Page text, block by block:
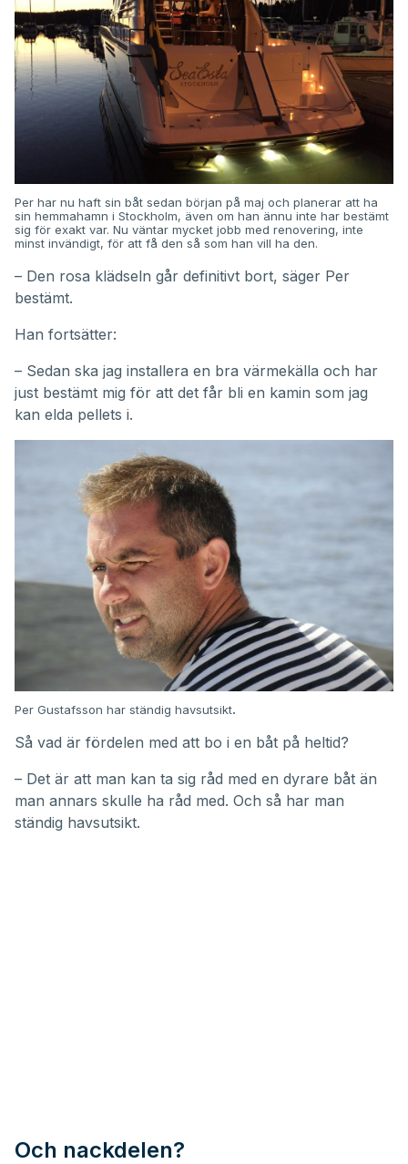
Per har nu haft sin båt sedan början på maj och planerar att ha
sin hemmahamn i Stockholm, även om han ännu inte har bestämt
sig för exakt var. Nu väntar mycket jobb med renovering, inte
minst invändigt, för att få den så som han vill ha den.
– Den rosa klädseln går definitivt bort, säger Per
bestämt.
Han fortsätter:
– Sedan ska jag installera en bra värmekälla och har
just bestämt mig för att det får bli en kamin som jag
kan elda pellets i.
Per Gustafsson har ständig havsutsikt.
Så vad är fördelen med att bo i en båt på heltid?
– Det är att man kan ta sig råd med en dyrare båt än
man annars skulle ha råd med. Och så har man
ständig havsutsikt.
Och nackdelen?